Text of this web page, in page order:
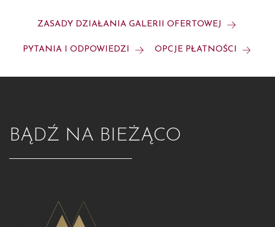
ZASADY DZIAŁANIA GALERII OFERTOWEJ
PYTANIA I ODPOWIEDZI OPCJE PŁATNOŚCI
BĄDŹ NA BIEŻĄCO